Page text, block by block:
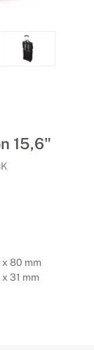
15,6"
80 mm
31 mm